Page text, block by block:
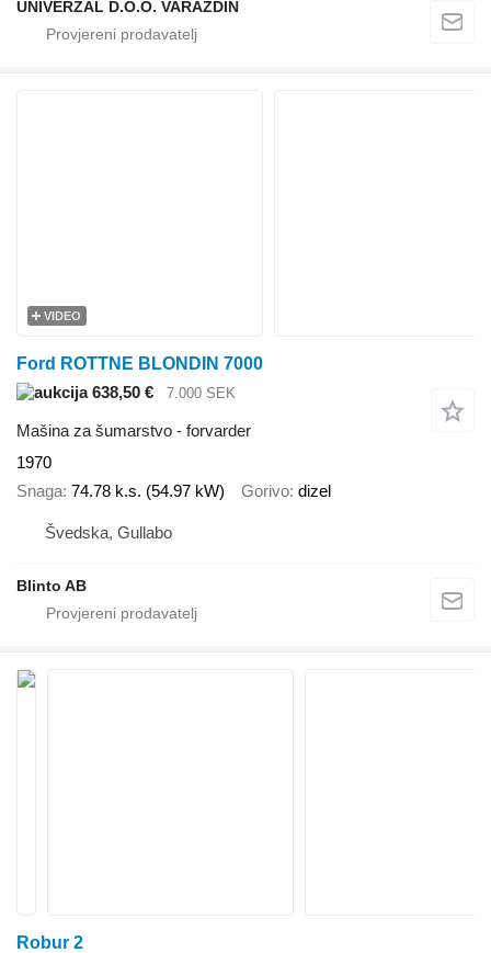
UNIVERZAL D.O.O. VARAŽDIN
VIDEO
Ford ROTTNE BLONDIN 7000
638,50 €
7.000 SEK
Mašina za šumarstvo - forvarder
1970
Snaga 74.78 k.s. (54.97 kW) Gorivo dizel
Švedska, Gullabo
Blinto AB
Robur 2